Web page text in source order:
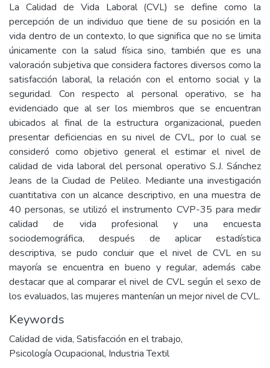
La Calidad de Vida Laboral (CVL) se define como la
percepción de un individuo que tiene de su posición en la
vida dentro de un contexto, lo que significa que no se limita
únicamente con la salud física sino, también que es una
valoración subjetiva que considera factores diversos como la
satisfacción laboral, la relación con el entorno social y la
seguridad. Con respecto al personal operativo, se ha
evidenciado que al ser los miembros que se encuentran
ubicados al final de la estructura organizacional, pueden
presentar deficiencias en su nivel de CVL, por lo cual se
consideró como objetivo general el estimar el nivel de
calidad de vida laboral del personal operativo S.J. Sánchez
Jeans de la Ciudad de Pelileo. Mediante una investigación
cuantitativa con un alcance descriptivo, en una muestra de
40 personas, se utilizó el instrumento CVP-35 para medir
calidad de vida profesional y una encuesta
sociodemográfica, después de aplicar estadística
descriptiva, se pudo concluir que el nivel de CVL en su
mayoría se encuentra en bueno y regular, además cabe
destacar que al comparar el nivel de CVL según el sexo de
los evaluados, las mujeres mantenían un mejor nivel de CVL.
Keywords
Calidad de vida, Satisfacción en el trabajo,
Psicología Ocupacional, Industria Textil